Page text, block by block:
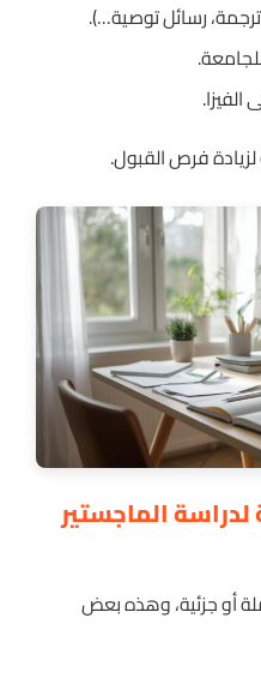
رسائل توصية…).
فرص القبول.
لدراسة الماجستير
أو جزئية، وهذه بعض